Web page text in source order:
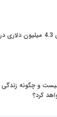
خرید زمین 4.3
و چگونه زندگی
کرد؟